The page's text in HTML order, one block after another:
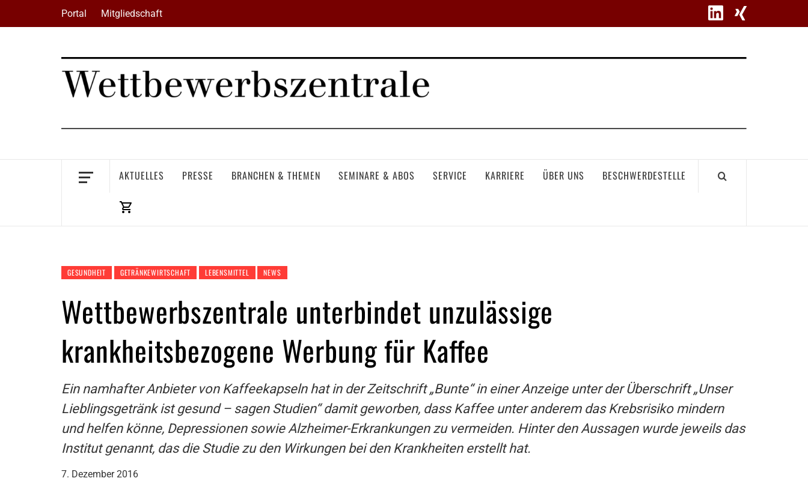
Portal Mitgliedschaft
AKTUELLES PRESSE BRANCHEN & THEMEN SEMINARE & ABOS SERVICE KARRIERE ÜBER UNS BESCHWERDESTELLE
GESUNDHEIT GETRÄNKEWIRTSCHAFT LEBENSMITTEL NEWS
Wettbewerbszentrale unterbindet unzulässige
krankheitsbezogene Werbung für Kaffee
Ein namhafter Anbieter von Kaffeekapseln hat in der Zeitschrift „Bunte“ in einer Anzeige unter der Überschrift „Unser
Lieblingsgetränk ist gesund – sagen Studien“ damit geworben, dass Kaffee unter anderem das Krebsrisiko mindern
und helfen könne, Depressionen sowie Alzheimer-Erkrankungen zu vermeiden. Hinter den Aussagen wurde jeweils das
Institut genannt, das die Studie zu den Wirkungen bei den Krankheiten erstellt hat.
7. Dezember 2016